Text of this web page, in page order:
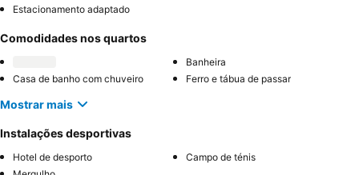
Estacionamento adaptado
Comodidades nos quartos
Banheira
Casa de banho com chuveiro
Ferro e tábua de passar
Mostrar mais
Instalações desportivas
Hotel de desporto
Campo de ténis